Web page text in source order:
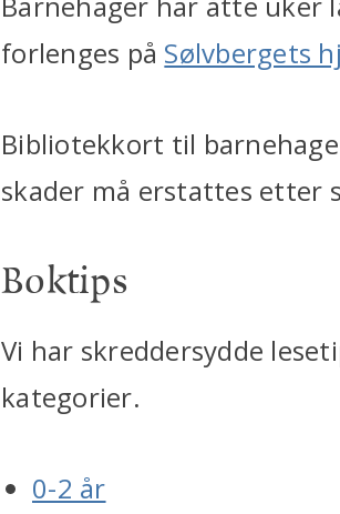
forlenges på Sølvbergets
Bibliotekkort til
skader må erstattes etter
Boktips
Vi har skreddersydde
kategorier.
0-2 år